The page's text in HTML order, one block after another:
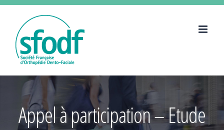
Appel à participation – Etude